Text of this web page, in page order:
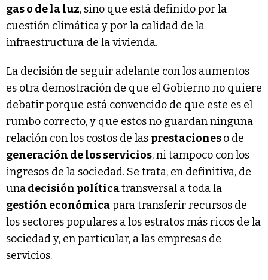
gas o de la luz, sino que está definido por la
cuestión climática y por la calidad de la
infraestructura de la vivienda.
La decisión de seguir adelante con los aumentos
es otra demostración de que el Gobierno no quiere
debatir porque está convencido de que este es el
rumbo correcto, y que estos no guardan ninguna
relación con los costos de las prestacioneso de
generación de los servicios, ni tampoco con los
ingresos de la sociedad. Se trata, en definitiva, de
unadecisión políticatransversal a toda la
gestión económicapara transferir recursos de
los sectores populares a los estratos más ricos de la
sociedad y, en particular, a las empresas de
servicios.